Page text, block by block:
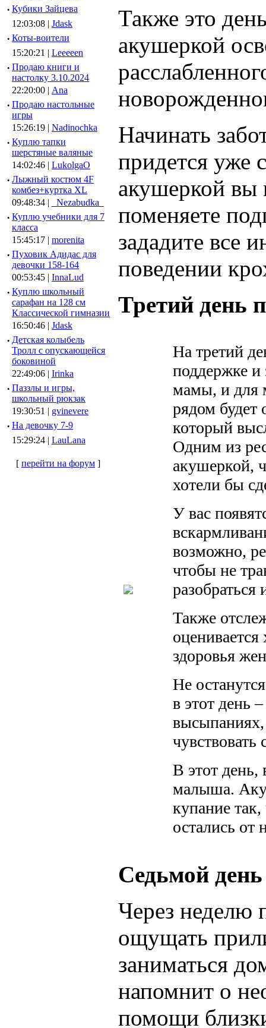
· Кубики Зайцева
12:03:08 | Jdask
· Коты-воители
15:20:21 | Leeeeen
· Продаю книги и
настолку 3.10.2024
22:20:00 | Ana
· Продаю настольные
игры
15:26:19 | Nadinochka
· Куплю тапки
шерстяные валяные
14:02:46 | LukolgaO
· Лыжный костюм 4F
комбез+куртка XL
09:48:34 |
_Nezabudka_
· Куплю учебники для 7
класса
15:45:17 | morenita
· Пуховик Адидас для
девочки 158-164
00:53:45 | InnaLud
· Куплю школьный
сарафан на 128 см
Классической гимназии
16:50:46 | Jdask
· Детская колыбель
Тролл с опускающейся
боковиной
22:49:06 | Irinka
· Паззлы и игры,
школьный рюкзак
19:30:51 | gvinevere
· Hа девочку 7-9
15:29:24 | LauLana
[ перейти на форум ]
Также это
акушеркой
Начинать
придется уже
акушеркой вы
поменяете
зададите все
поведении
Третий день
На третий
поддержке и
мамы, и для
рядом будет
который
Одним из
акушеркой,
хотели бы
У вас
возможно,
чтобы не
разобраться
Также
здоровья
Не
в этот день
чувствовать
В этот день,
малыша.
купание
остались от
Седьмой
Через неделю
ощущать
заниматься
напомнит о
помощи